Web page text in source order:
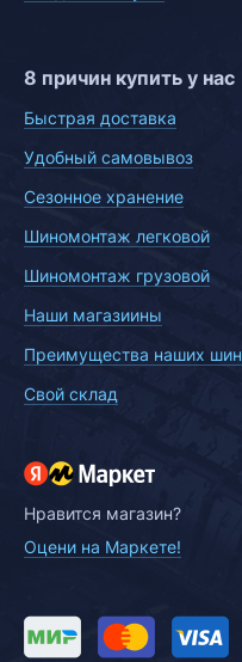
8 причин купить у нас
Быстрая доставка
Удобный самовывоз
Сезонное хранение
Шиномонтаж легковой
Шиномонтаж грузовой
Наши магазиины
Преимущества наших шин
Свой склад
Нравится магазин?
Оцени на Маркете!